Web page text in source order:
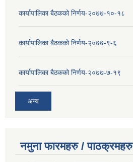
कार्यापालिका बैठकको निर्णय-२०७७-१०-१८
कार्यापालिका बैठकको निर्णय-२०७७-९-६
कार्यापालिका बैठकको निर्णय-२०७७-७-१९
अन्य
नमुना फारमहरु / पाठक्रमहरु